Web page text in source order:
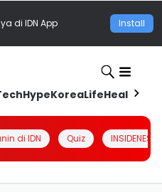
di IDN App Install
HypeKoreaLifeHealth
di IDN Quiz INSIDENESIA